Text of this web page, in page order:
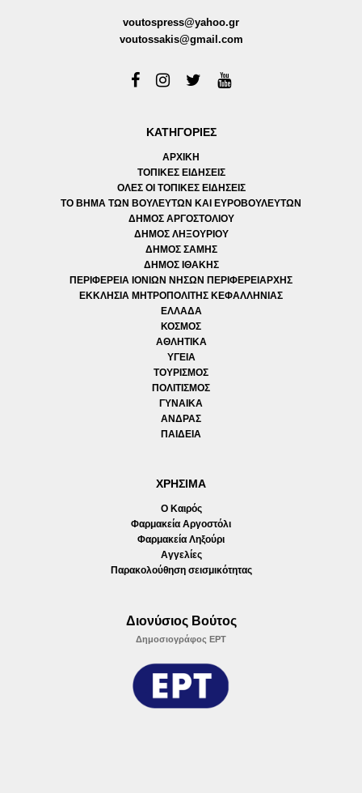
voutospress@yahoo.gr
voutossakis@gmail.com
ΚΑΤΗΓΟΡΙΕΣ
ΑΡΧΙΚΗ
ΤΟΠΙΚΕΣ ΕΙΔΗΣΕΙΣ
ΟΛΕΣ ΟΙ ΤΟΠΙΚΕΣ ΕΙΔΗΣΕΙΣ
ΤΟ ΒΗΜΑ ΤΩΝ ΒΟΥΛΕΥΤΩΝ ΚΑΙ ΕΥΡΟΒΟΥΛΕΥΤΩΝ
ΔΗΜΟΣ ΑΡΓΟΣΤΟΛΙΟΥ
ΔΗΜΟΣ ΛΗΞΟΥΡΙΟΥ
ΔΗΜΟΣ ΣΑΜΗΣ
ΔΗΜΟΣ ΙΘΑΚΗΣ
ΠΕΡΙΦΕΡΕΙΑ ΙΟΝΙΩΝ ΝΗΣΩΝ ΠΕΡΙΦΕΡΕΙΑΡΧΗΣ
ΕΚΚΛΗΣΙΑ ΜΗΤΡΟΠΟΛΙΤΗΣ ΚΕΦΑΛΛΗΝΙΑΣ
ΕΛΛΑΔΑ
ΚΟΣΜΟΣ
ΑΘΛΗΤΙΚΑ
ΥΓΕΙΑ
ΤΟΥΡΙΣΜΟΣ
ΠΟΛΙΤΙΣΜΟΣ
ΓΥΝΑΙΚΑ
ΑΝΔΡΑΣ
ΠΑΙΔΕΙΑ
ΧΡΗΣΙΜΑ
Ο Καιρός
Φαρμακεία Αργοστόλι
Φαρμακεία Ληξούρι
Αγγελίες
Παρακολούθηση σεισμικότητας
Διονύσιος Βούτος
Δημοσιογράφος ΕΡΤ